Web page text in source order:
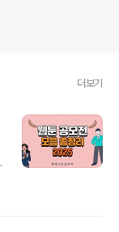
더보기